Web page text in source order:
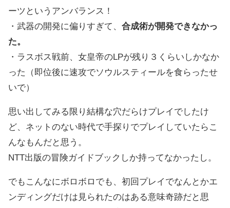
ーツというアンバランス！
・武器の開発に偏りすぎて、 合成術が開発できなかっ
た。
・ラスボス戦前、女皇帝のLPが残り３くらいしかなか
った（即位後に速攻でソウルスティールを食らったせ
いで）
思い出してみる限り結構な穴だらけプレイでしたけ
ど、ネットのない時代で手探りでプレイしていたらこ
んなもんだと思う。
NTT出版の冒険ガイドブックしか持ってなかったし。
でもこんなにボロボロでも、初回プレイでなんとかエ
ンディングだけは見られたのはある意味奇跡だと思